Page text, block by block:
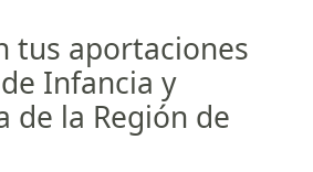
tus aportaciones
Infancia y
de la Región de